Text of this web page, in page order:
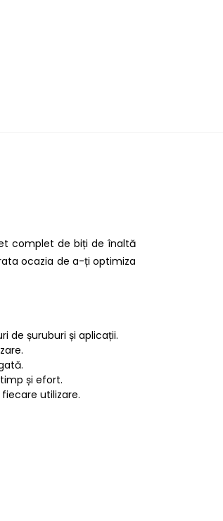
complet de biți de înaltă
ocazia de a-ți optimiza
de șuruburi și aplicații.
și efort.
utilizare.